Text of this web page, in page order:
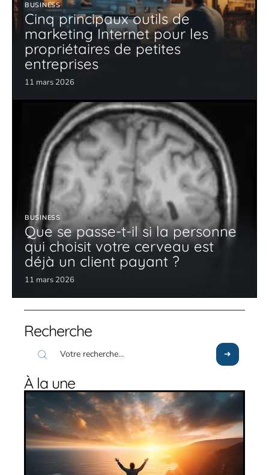
BUSINESS
Cinq principaux outils de
marketing Internet pour les
propriétaires de petites
entreprises
11 mars 2026
BUSINESS
Que se passe-t-il si la personne
qui choisit votre cerveau est
déjà un client payant ?
11 mars 2026
Recherche
À la une